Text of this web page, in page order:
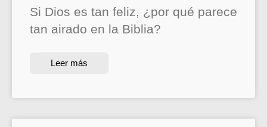
Si Dios es tan feliz, ¿por qué parece
tan airado en la Biblia?
Leer más